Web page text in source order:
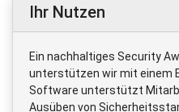
Ihr Nutzen
Ein nachhaltiges Security
unterstützen wir mit einem
Software unterstützt
Ausüben von